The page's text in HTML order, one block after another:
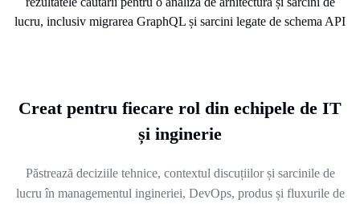
Creat pentru fiecare rol din echipele de IT
și inginerie
Păstrează deciziile tehnice, contextul discuțiilor și sarcinile de
lucru în managementul ingineriei, DevOps, produs și fluxurile de